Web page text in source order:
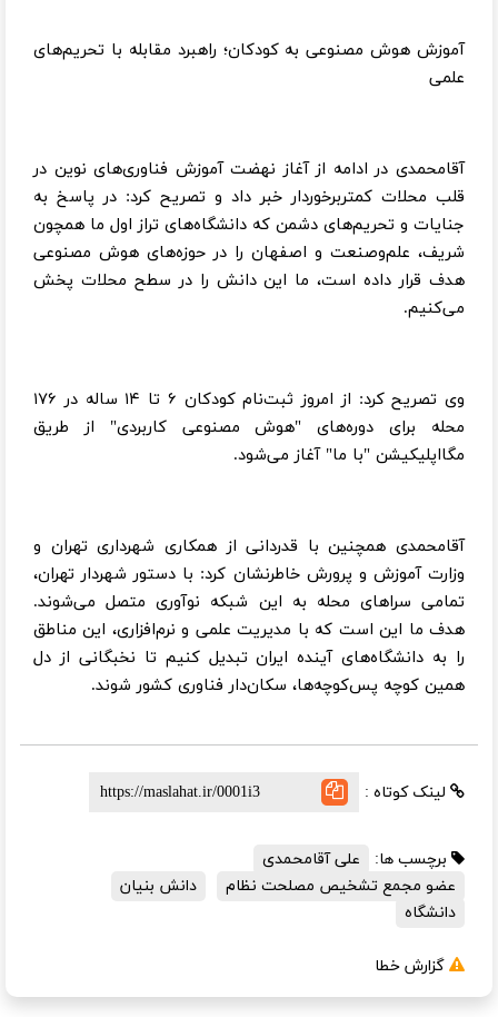
آموزش هوش مصنوعی به کودکان؛ راهبرد مقابله با تحریم‌های
علمی
آقامحمدی در ادامه از آغاز نهضت آموزش فناوری‌های نوین در
قلب محلات کمتربرخوردار خبر داد و تصریح کرد: در پاسخ به
جنایات و تحریم‌های دشمن که دانشگاه‌های تراز اول ما همچون
شریف، علم‌وصنعت و اصفهان را در حوزه‌های هوش مصنوعی
هدف قرار داده است، ما این دانش را در سطح محلات پخش
می‌کنیم.
وی تصریح کرد: از امروز ثبت‌نام کودکان ۶ تا ۱۴ ساله در ۱۷۶
محله برای دوره‌های "هوش مصنوعی کاربردی" از طریق
مگااپلیکیشن "با ما" آغاز می‌شود.
آقامحمدی همچنین با قدردانی از همکاری شهرداری تهران و
وزارت آموزش و پرورش خاطرنشان کرد: با دستور شهردار تهران،
تمامی سراهای محله به این شبکه نوآوری متصل می‌شوند.
هدف ما این است که با مدیریت علمی و نرم‌افزاری، این مناطق
را به دانشگاه‌های آینده ایران تبدیل کنیم تا نخبگانی از دل
همین کوچه پس‌کوچه‌ها، سکان‌دار فناوری کشور شوند.
لینک کوتاه :
برچسب ها:
علی آقامحمدی
عضو مجمع تشخیص مصلحت نظام
دانش بنیان
دانشگاه
گزارش خطا